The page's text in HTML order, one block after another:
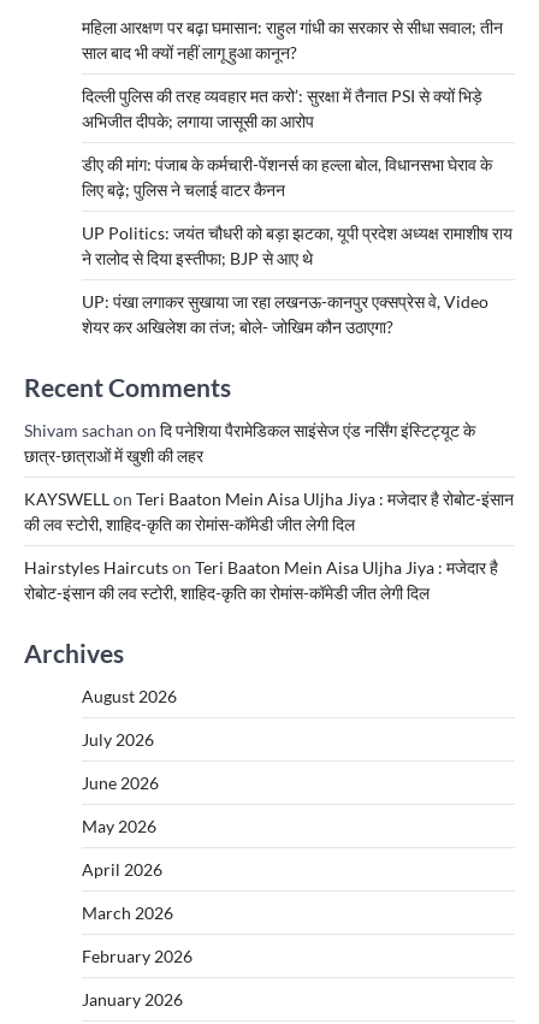
महिला आरक्षण पर बढ़ा घमासान: राहुल गांधी का सरकार से सीधा सवाल; तीन
साल बाद भी क्यों नहीं लागू हुआ कानून?
दिल्ली पुलिस की तरह व्यवहार मत करो’: सुरक्षा में तैनात PSI से क्यों भिड़े
अभिजीत दीपके; लगाया जासूसी का आरोप
डीए की मांग: पंजाब के कर्मचारी-पेंशनर्स का हल्ला बोल, विधानसभा घेराव के
लिए बढ़े; पुलिस ने चलाई वाटर कैनन
UP Politics: जयंत चौधरी को बड़ा झटका, यूपी प्रदेश अध्यक्ष रामाशीष राय
ने रालोद से दिया इस्तीफा; BJP से आए थे
UP: पंखा लगाकर सुखाया जा रहा लखनऊ-कानपुर एक्सप्रेस वे, Video
शेयर कर अखिलेश का तंज; बोले- जोखिम कौन उठाएगा?
Recent Comments
Shivam sachan on दि पनेशिया पैरामेडिकल साइंसेज एंड नर्सिंग इंस्टिट्यूट के
छात्र-छात्राओं में खुशी की लहर
KAYSWELLon Teri Baaton Mein Aisa Uljha Jiya : मजेदार है रोबोट-इंसान
की लव स्टोरी, शाहिद-कृति का रोमांस-कॉमेडी जीत लेगी दिल
Hairstyles Haircutson Teri Baaton Mein Aisa Uljha Jiya : मजेदार है
रोबोट-इंसान की लव स्टोरी, शाहिद-कृति का रोमांस-कॉमेडी जीत लेगी दिल
Archives
August 2026
July 2026
June 2026
May 2026
April 2026
March 2026
February 2026
January 2026